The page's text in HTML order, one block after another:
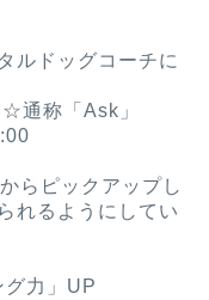
ルドッグコーチに
通称「Ask」
らピックアップし
れるようにしてい
グ力」UP